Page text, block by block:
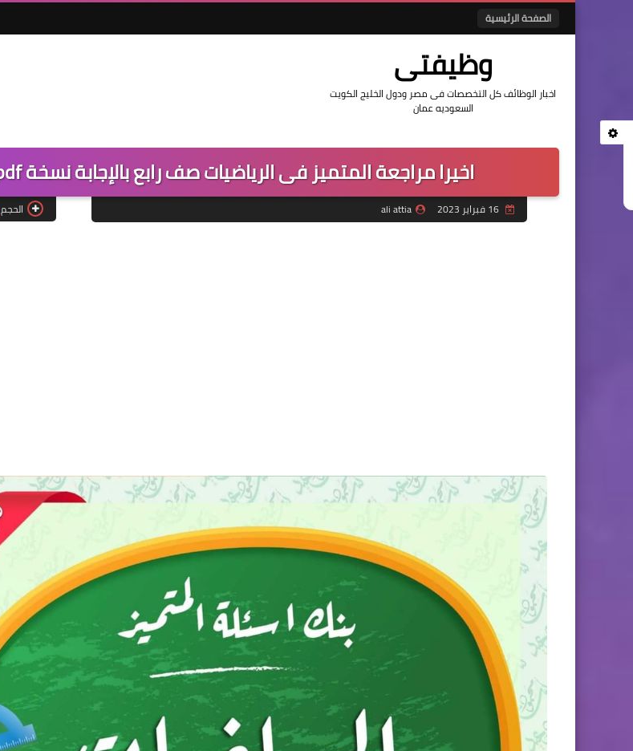
الصفحة الرئيسية
وظيفتى
اخبار الوظائف كل التخصصات فى مصر ودول الخليج الكويت
السعوديه عمان
اخيرا مراجعة المتميز فى الرياضيات صف رابع بالإجابة نسخة pdf
16 فبراير 2023 ali attia الحجم